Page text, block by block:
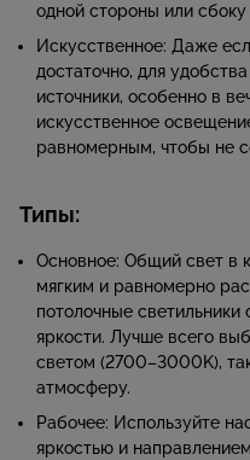
одной стороны или
Искусственное: Даже
достаточно, для
источники, особенно в
искусственное
равномерным, чтобы не
Типы:
Основное: Общий свет в
мягким и равномерно
потолочные
яркости. Лучше всего
светом (2700–3000K),
атмосферу.
Рабочее: Используйте
яркостью и